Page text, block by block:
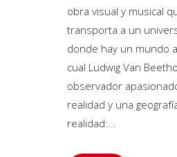
obra visual y musical
transporta a un
donde hay un mundo
cual Ludwig Van
observador
realidad y una
realidad:...